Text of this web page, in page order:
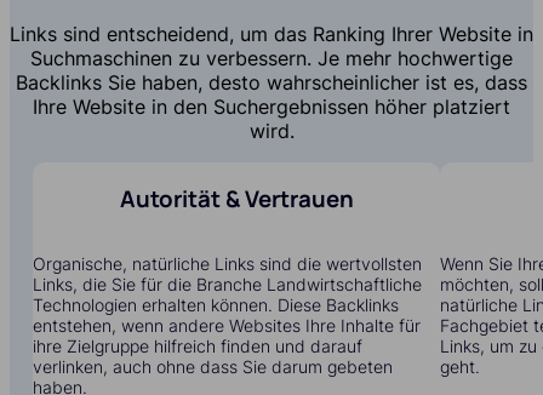
Links sind entscheidend, um das Ranking Ihrer Website in
Suchmaschinen zu verbessern. Je mehr hochwertige
Backlinks Sie haben, desto wahrscheinlicher ist es, dass
Ihre Website in den Suchergebnissen höher platziert
wird.
Autorität & Vertrauen
Organische, natürliche Links sind die wertvollsten
Links, die Sie für die Branche Landwirtschaftliche
Technologien erhalten können. Diese Backlinks
entstehen, wenn andere Websites Ihre Inhalte für
ihre Zielgruppe hilfreich finden und darauf
verlinken, auch ohne dass Sie darum gebeten
haben.
Wenn Sie
möchten,
natürliche
Fachgebiet
Links, um
geht.